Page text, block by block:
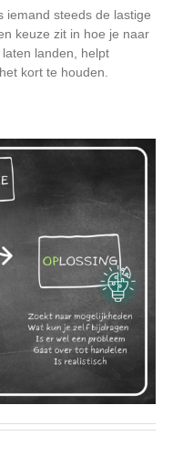
iemand steeds de lastige
keuze zit in hoe je naar
landen, helpt
kort te houden.